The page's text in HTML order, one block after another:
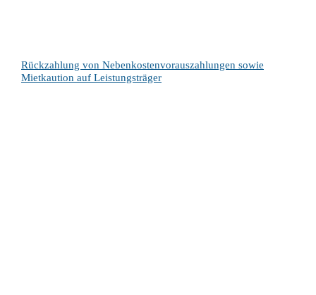
Rückzahlung von Nebenkostenvorauszahlungen sowie
Mietkaution auf Leistungsträger